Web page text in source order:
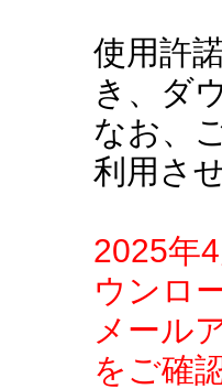
使用許
き、ダ
なお、
利用さ
2025年
ウンロ
メール
をご確